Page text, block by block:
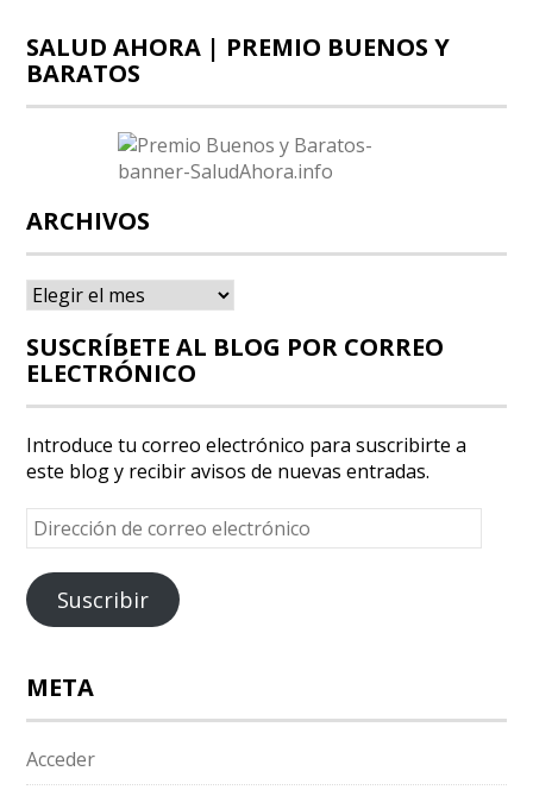
SALUD AHORA | PREMIO BUENOS Y
BARATOS
ARCHIVOS
Archivos
SUSCRÍBETE AL BLOG POR CORREO
ELECTRÓNICO
Introduce tu correo electrónico para suscribirte a
este blog y recibir avisos de nuevas entradas.
Dirección
de
correo
electrónico
Suscribir
META
Acceder